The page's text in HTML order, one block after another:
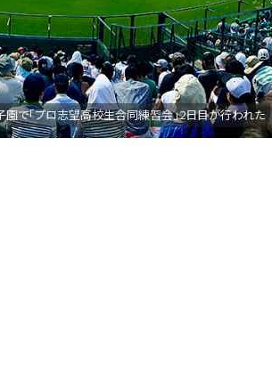
園で「プロ志望高校生合同練習会」2日目が行われた